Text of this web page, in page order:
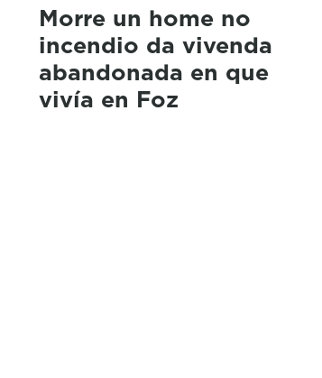
Morre un home no
incendio da vivenda
abandonada en que
vivía en Foz